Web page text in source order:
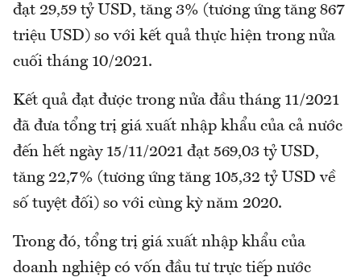
đạt 29,59 tỷ USD, tăng 3% (tương ứng tăng 867
triệu USD) so với kết quả thực hiện trong nửa
cuối tháng 10/2021.
Kết quả đạt được trong nửa đầu tháng 11/2021
đã đưa tổng trị giá xuất nhập khẩu của cả nước
đến hết ngày 15/11/2021 đạt 569,03 tỷ USD,
tăng 22,7% (tương ứng tăng 105,32 tỷ USD về
số tuyệt đối) so với cùng kỳ năm 2020.
Trong đó, tổng trị giá xuất nhập khẩu của
doanh nghiệp có vốn đầu tư trực tiếp nước